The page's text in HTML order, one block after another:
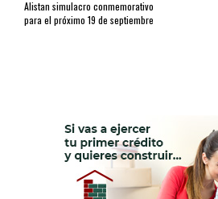
Alistan simulacro conmemorativo
para el próximo 19 de septiembre